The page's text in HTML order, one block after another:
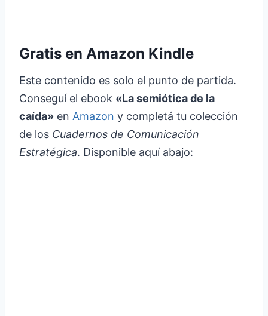
Gratis en Amazon Kindle
Este contenido es solo el punto de partida.
Conseguí el ebook «La semiótica de la
caída» en Amazon y completá tu colección
de los Cuadernos de Comunicación
Estratégica. Disponible aquí abajo: